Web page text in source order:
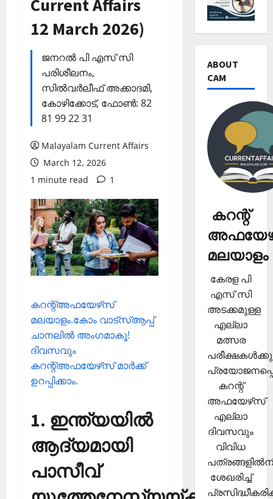
Current Affairs
12 March 2026)
ജനറല്‍ പി എസ് സി
പരിശീലനം,
സില്‍വര്‍ലീഫ് അക്കാദമി,
കോഴിക്കോട്, ഫോണ്‍: 82
81 99 22 31
Malayalam Current Affairs
March 12, 2026
1 minute read
1
കറന്റ്അഫയേഴ്‌സ്
മലയാളം.കോം വാട്‌സ്ആപ്പ്
ചാനലില്‍ അംഗമാകൂ!
ദിവസവും
കറന്റ്അഫയേഴ്‌സ് മാര്‍ക്ക്
ഉറപ്പിക്കാം.
1. ഇന്ത്യയില്‍
ആദ്യമായി
പാസീവ്
ABOUT
CAM
കറന്റ്
മലയാളം
കേരള പി
എസ് സി
അടക്കമുള്ള
എല്ലാ
മത്സര
കറന്റ്
അഫയേഴ്‌സ്
എല്ലാ
ദിവസവും
വിവിധ
ശേഖരിച്ച്